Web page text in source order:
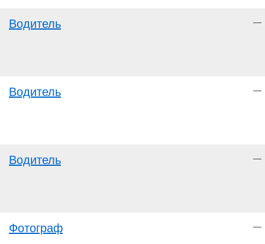
Водитель —
Водитель —
Водитель —
Фотограф —